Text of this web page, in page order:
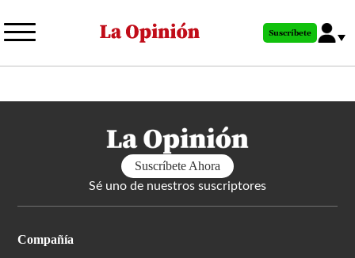
al
principal
Suscríbete
Suscríbete Ahora
Sé uno de nuestros suscriptores
Compañía